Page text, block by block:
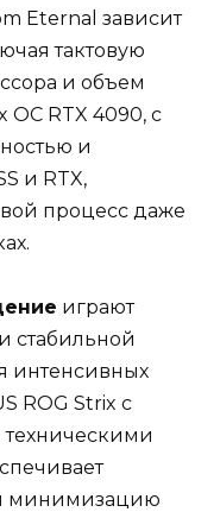
Eternal зависит
тактовую
и объем
OC RTX 4090, с
и
и RTX,
процесс даже
играют
стабильной
интенсивных
ROG Strix с
минимизацию